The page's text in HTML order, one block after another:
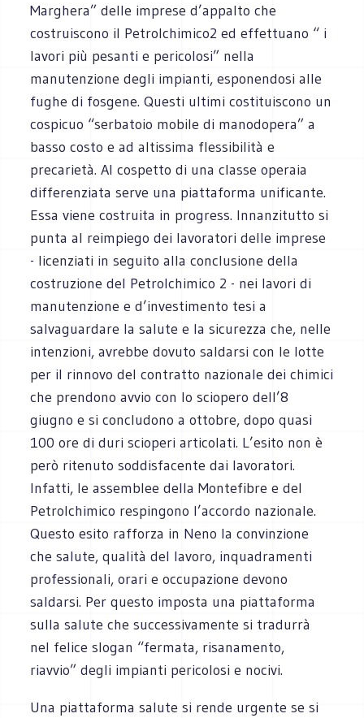
Marghera” delle imprese d’appalto che
costruiscono il Petrolchimico2 ed effettuano “ i
lavori più pesanti e pericolosi” nella
manutenzione degli impianti, esponendosi alle
fughe di fosgene. Questi ultimi costituiscono un
cospicuo “serbatoio mobile di manodopera” a
basso costo e ad altissima flessibilità e
precarietà. Al cospetto di una classe operaia
differenziata serve una piattaforma unificante.
Essa viene costruita in progress. Innanzitutto si
punta al reimpiego dei lavoratori delle imprese
- licenziati in seguito alla conclusione della
costruzione del Petrolchimico 2 - nei lavori di
manutenzione e d’investimento tesi a
salvaguardare la salute e la sicurezza che, nelle
intenzioni, avrebbe dovuto saldarsi con le lotte
per il rinnovo del contratto nazionale dei chimici
che prendono avvio con lo sciopero dell’8
giugno e si concludono a ottobre, dopo quasi
100 ore di duri scioperi articolati. L’esito non è
però ritenuto soddisfacente dai lavoratori.
Infatti, le assemblee della Montefibre e del
Petrolchimico respingono l’accordo nazionale.
Questo esito rafforza in Neno la convinzione
che salute, qualità del lavoro, inquadramenti
professionali, orari e occupazione devono
saldarsi. Per questo imposta una piattaforma
sulla salute che successivamente si tradurrà
nel felice slogan “fermata, risanamento,
riavvio” degli impianti pericolosi e nocivi.
Una piattaforma salute si rende urgente se si